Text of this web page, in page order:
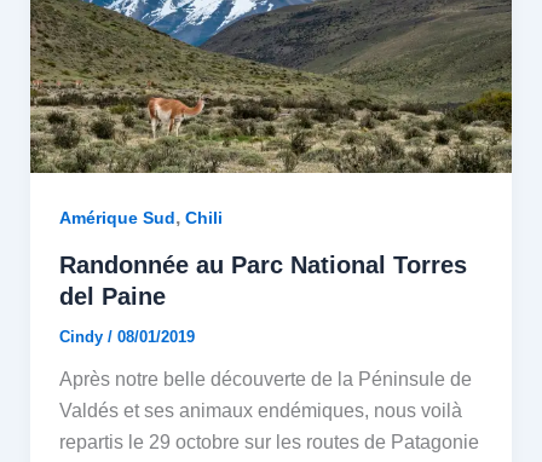
Amérique Sud, Chili
Randonnée au Parc National Torres
del Paine
Cindy / 08/01/2019
Après notre belle découverte de la Péninsule de
Valdés et ses animaux endémiques, nous voilà
repartis le 29 octobre sur les routes de Patagonie